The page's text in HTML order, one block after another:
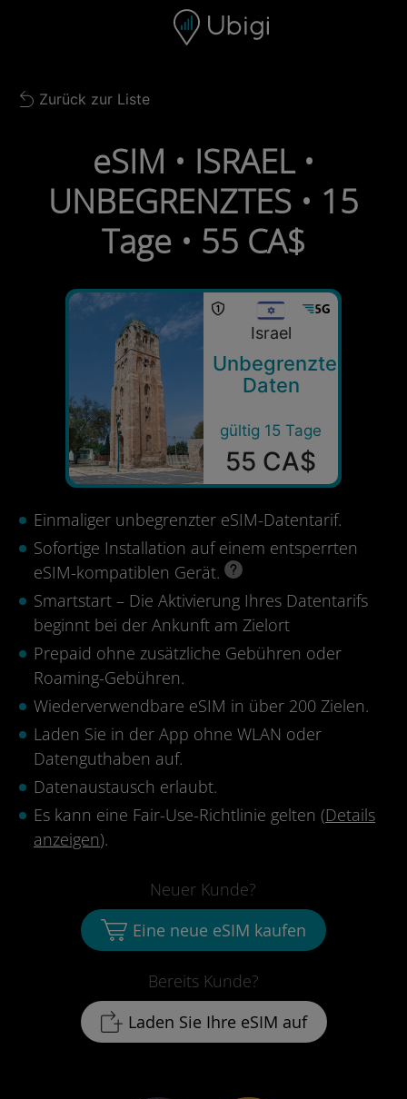
Navigationsleiste Fußzeile
Back to list
Zurück zur Liste
eSIM • ISRAEL •
UNBEGRENZTES • 15
Tage • 55 CA$
Israel
Unbegrenzte
Daten
gültig 15 Tage
55 CA$
Einmaliger unbegrenzter eSIM-Datentarif.
Sofortige Installation auf einem entsperrten
eSIM-kompatiblen Gerät.
Smartstart – Die Aktivierung Ihres Datentarifs
beginnt bei der Ankunft am Zielort
Prepaid ohne zusätzliche Gebühren oder
Roaming-Gebühren.
Wiederverwendbare eSIM in über 200 Zielen.
Laden Sie in der App ohne WLAN oder
Datenguthaben auf.
Datenaustausch erlaubt.
Es kann eine Fair-Use-Richtlinie gelten (Details
anzeigen).
Bereits Kunde?
Laden Sie Ihre eSIM auf
Neuer Kunde?
Eine neue eSIM kaufen